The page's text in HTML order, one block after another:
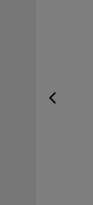
Previous